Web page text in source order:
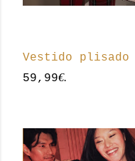
Vestido plisado
59,99€.